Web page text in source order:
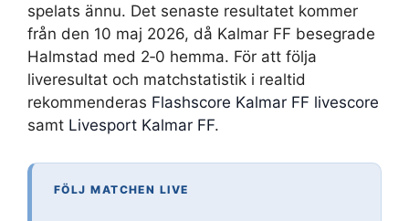
spelats ännu. Det senaste resultatet kommer
från den 10 maj 2026, då Kalmar FF besegrade
Halmstad med 2‑0 hemma. För att följa
liveresultat och matchstatistik i realtid
rekommenderas Flashscore Kalmar FF livescore
samt Livesport Kalmar FF.
FÖLJ MATCHEN LIVE